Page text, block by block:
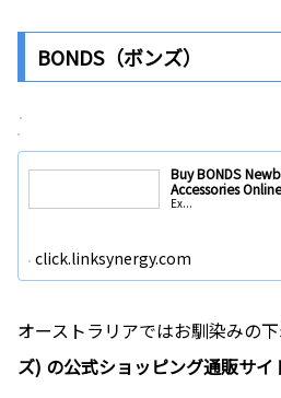
BONDS（ボンズ）
Buy BONDS
Accessories
Ex...
click.linksynergy.com
オーストラリアではお馴染みの
ズ) の公式ショッピング通販サイ